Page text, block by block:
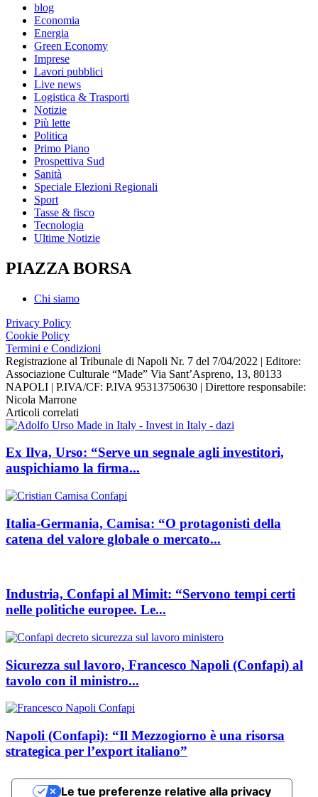
blog
Economia
Energia
Green Economy
Imprese
Lavori pubblici
Live news
Logistica & Trasporti
Notizie
Più lette
Politica
Primo Piano
Prospettiva Sud
Sanità
Speciale Elezioni Regionali
Sport
Tasse & fisco
Tecnologia
Ultime Notizie
PIAZZA BORSA
Chi siamo
Privacy Policy
Cookie Policy
Termini e Condizioni
Registrazione al Tribunale di Napoli Nr. 7 del 7/04/2022 | Editore:
Associazione Culturale “Made” Via Sant’Aspreno, 13, 80133
NAPOLI | P.IVA/CF: P.IVA 95313750630 | Direttore responsabile:
Nicola Marrone
Articoli correlati
Ex Ilva, Urso: “Serve un segnale agli investitori,
auspichiamo la firma...
Italia-Germania, Camisa: “O protagonisti della
catena del valore globale o mercato...
Industria, Confapi al Mimit: “Servono tempi certi
nelle politiche europee. Le...
Sicurezza sul lavoro, Francesco Napoli (Confapi) al
tavolo con il ministro...
Napoli (Confapi): “Il Mezzogiorno è una risorsa
strategica per l’export italiano”
Le tue preferenze relative alla privacy